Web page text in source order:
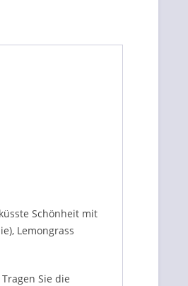
Schönheit mit
Lemongrass
Sie die